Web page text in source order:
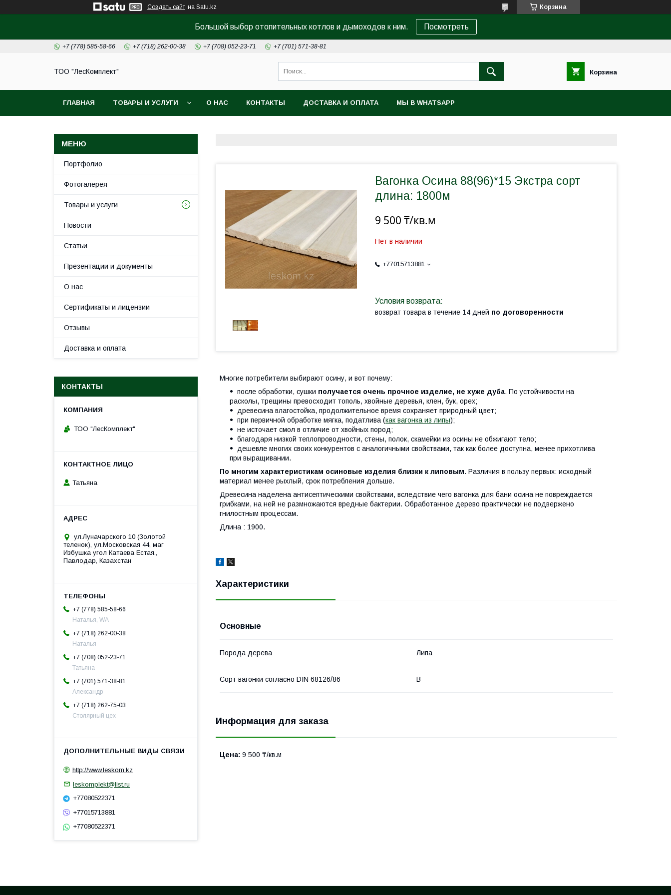
Создать сайт на Satu.kz Корзина
Большой выбор отопительных котлов и дымоходов к ним. Посмотреть
+7 (778) 585-58-66 +7 (718) 262-00-38 +7 (708) 052-23-71 +7 (701) 571-38-81
ТОО "ЛесКомплект" Корзина
ГЛАВНАЯ ТОВАРЫ И УСЛУГИ О НАС КОНТАКТЫ ДОСТАВКА И ОПЛАТА МЫ В WHATSAPP
Вагонка Осина 88(96)*15 Экстра сорт
длина: 1800м
9 500 ₸/кв.м
Нет в наличии
+77015713881
возврат товара в течение 14 дней по договоренности
Многие потребители выбирают осину, и вот почему:
после обработки, сушки получается очень прочное изделие, не хуже дуба. По устойчивости на
расколы, трещины превосходит тополь, хвойные деревья, клен, бук, орех;
древесина влагостойка, продолжительное время сохраняет природный цвет;
при первичной обработке мягка, податлива (как вагонка из липы);
не источает смол в отличие от хвойных пород;
благодаря низкой теплопроводности, стены, полок, скамейки из осины не обжигают тело;
дешевле многих своих конкурентов с аналогичными свойствами, так как более доступна, менее прихотлива
при выращивании.
По многим характеристикам осиновые изделия близки к липовым. Различия в пользу первых: исходный
материал менее рыхлый, срок потребления дольше.
Древесина наделена антисептическими свойствами, вследствие чего вагонка для бани осина не повреждается
грибками, на ней не размножаются вредные бактерии. Обработанное дерево практически не подвержено
гнилостным процессам.
Длина : 1900.
Характеристики
Основные
Порода дерева Липа
Сорт вагонки согласно DIN 68126/86 В
Информация для заказа
Цена: 9 500 ₸/кв.м
Портфолио
Фотогалерея
Товары и услуги
Новости
Статьи
Презентации и документы
О нас
Сертификаты и лицензии
Отзывы
Доставка и оплата
КОНТАКТЫ
ТОО "ЛесКомплект"
Татьяна
ул.Луначарского 10 (Золотой
теленок), ул.Московская 44, маг
Избушка угол Катаева Естая.,
Павлодар, Казахстан
+7 (778) 585-58-66
Наталья, WA
+7 (718) 262-00-38
Наталья
+7 (708) 052-23-71
Татьяна
+7 (701) 571-38-81
Александр
+7 (718) 262-75-03
Столярный цех
http://www.leskom.kz
leskomplekt@list.ru
+77080522371
+77015713881
+77080522371